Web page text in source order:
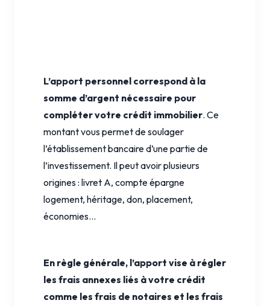
L’apport personnel correspond à la
somme d’argent nécessaire pour
compléter votre crédit immobilier. Ce
montant vous permet de soulager
l’établissement bancaire d’une partie de
l’investissement. Il peut avoir plusieurs
origines : livret A, compte épargne
logement, héritage, don, placement,
économies...
En règle générale, l’apport vise à régler
les frais annexes liés à votre crédit
comme les frais de notaires et les frais